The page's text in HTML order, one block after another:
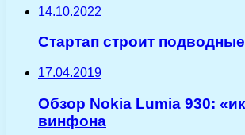
14.10.2022
Стартап строит
17.04.2019
Обзор Nokia Lumia 930:
винфона